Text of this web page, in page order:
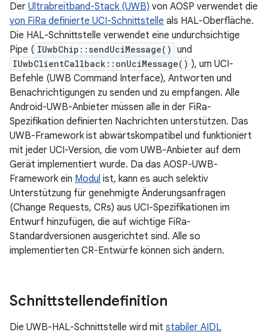
Der Ultrabreitband-Stack (UWB) von AOSP verwendet die
von FiRa definierte UCI-Schnittstelle als HAL-Oberfläche.
Die HAL-Schnittstelle verwendet eine undurchsichtige
Pipe ( IUwbChip::sendUciMessage() und
IUwbClientCallback::onUciMessage() ), um UCI-
Befehle (UWB Command Interface), Antworten und
Benachrichtigungen zu senden und zu empfangen. Alle
Android-UWB-Anbieter müssen alle in der FiRa-
Spezifikation definierten Nachrichten unterstützen. Das
UWB-Framework ist abwärtskompatibel und funktioniert
mit jeder UCI-Version, die vom UWB-Anbieter auf dem
Gerät implementiert wurde. Da das AOSP-UWB-
Framework ein Modul ist, kann es auch selektiv
Unterstützung für genehmigte Änderungsanfragen
(Change Requests, CRs) aus UCI-Spezifikationen im
Entwurf hinzufügen, die auf wichtige FiRa-
Standardversionen ausgerichtet sind. Alle so
implementierten CR-Entwürfe können sich ändern.
Schnittstellendefinition
Die UWB-HAL-Schnittstelle wird mit stabiler AIDL